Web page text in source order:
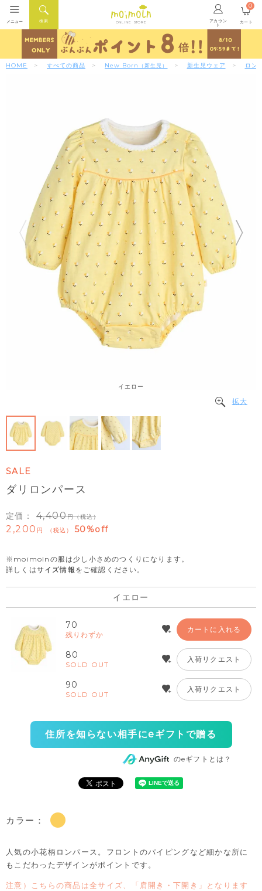
ONLINE STORE アカウン
ト
検索
メニュー カート
0
HOME すべての商品 New Born （新生児） 新生児ウェア ロン
イエロー
拡大
SALE
ダリロンパース
定価： 4,400 （税込）
2,200 税込 50%off
※moimolnの服は少し小さめのつくりになります。
詳しくはサイズ情報 をご確認ください。
イエロー
70
残りわずか
カートに入れる
80
SOLD OUT
入荷リクエスト
90
SOLD OUT
入荷リクエスト
住所を知らない相手にeギフトで贈る
のeギフトとは？
カラー：
人気の小花柄ロンパース。フロントのパイピングなど細かな所に
もこだわったデザインがポイントです。
注意）こちらの商品は全サイズ、「肩開き・下開き」となります